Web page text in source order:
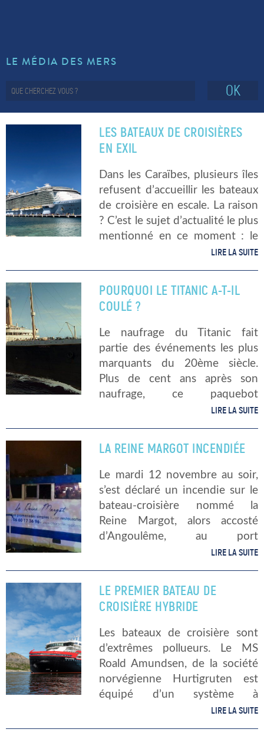
LE MÉDIA DES MERS
OK
LES BATEAUX DE CROISIÈRES
EN EXIL
Dans les Caraïbes, plusieurs îles
refusent d’accueillir les bateaux
de croisière en escale. La raison
? C’est le sujet d’actualité le plus
mentionné en ce moment : le
Covid-19 ou Coronavirus. Le
LIRE LA SUITE
POURQUOI LE TITANIC A-T-IL
COULÉ ?
Le naufrage du Titanic fait
partie des événements les plus
marquants du 20ème siècle.
Plus de cent ans après son
naufrage, ce paquebot
monumental, que beaucoup
continue de fasciner. Mais que
s’est-il passé exactement ? Et
qu’en est-il […]
LIRE LA SUITE
LA REINE MARGOT INCENDIÉE
Le mardi 12 novembre au soir,
s’est déclaré un incendie sur le
bateau-croisière nommé la
Reine Margot, alors accosté
d’Angoulême, au port
l’Houmeau. Heureusement, les
dans les plus brefs délais.
Aucune […]
LIRE LA SUITE
LE PREMIER BATEAU DE
CROISIÈRE HYBRIDE
Les bateaux de croisière sont
d’extrêmes pollueurs. Le MS
Roald Amundsen, de la société
norvégienne Hurtigruten est
équipé d’un système à
propulsion hybride, ce qui lui
LIRE LA SUITE